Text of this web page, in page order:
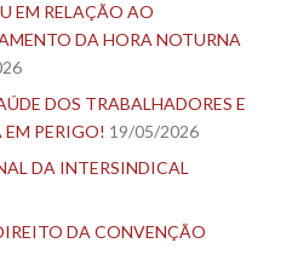
EM RELAÇÃO AO
DA HORA NOTURNA
DOS TRABALHADORES E
PERIGO! 19/05/2026
DA INTERSINDICAL
DA CONVENÇÃO